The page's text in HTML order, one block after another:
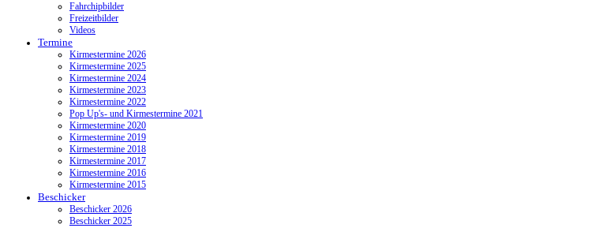
Fahrchipbilder
Freizeitbilder
Videos
Termine
Kirmestermine 2026
Kirmestermine 2025
Kirmestermine 2024
Kirmestermine 2023
Kirmestermine 2022
Pop Up's- und Kirmestermine 2021
Kirmestermine 2020
Kirmestermine 2019
Kirmestermine 2018
Kirmestermine 2017
Kirmestermine 2016
Kirmestermine 2015
Beschicker
Beschicker 2026
Beschicker 2025